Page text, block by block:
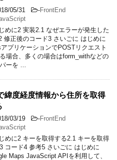
05/31 -FrontEnd
めに2 実装2.1 なぜエラーが発生した
修正後のコード3 さいごに はじめに
プリケーションでPOSTリクエスト
場合、多くの場合はform_withなどの
ーを ...
緯度経度情報から住所を取得
03/19 -FrontEnd
めに2 キーを取得する2.1 キーを取得
コード4 参考5 さいごに はじめに
Maps JavaScript APIを利用して、